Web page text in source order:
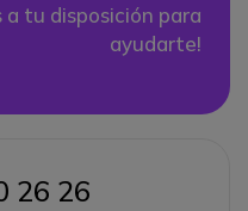
a tu disposición para
ayudarte!
26 26